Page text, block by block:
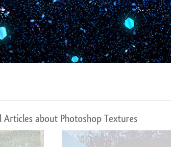
Articles about Photoshop Textures